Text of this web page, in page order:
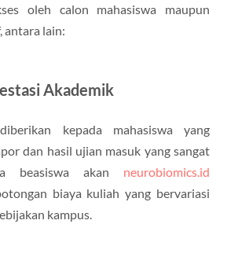
oleh calon mahasiswa maupun
antara lain:
Akademik
kepada mahasiswa yang
dan hasil ujian masuk yang sangat
beasiswa akan neurobiomics.id
biaya kuliah yang bervariasi
kampus.